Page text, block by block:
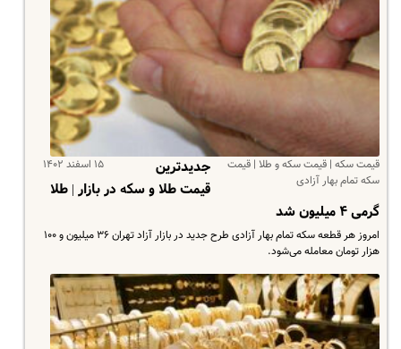
قیمت سکه | قیمت سکه و طلا | قیمت
سکه تمام بهار آزادی
۱۵ اسفند ۱۴۰۲
جدیدترین
قیمت طلا و سکه در بازار | طلا
گرمی ۴ میلیون شد
امروز هر قطعه سکه تمام بهار آزادی طرح جدید در بازار آزاد تهران ۳۶ میلیون و ۱۰۰
هزار تومان معامله می‌شود.